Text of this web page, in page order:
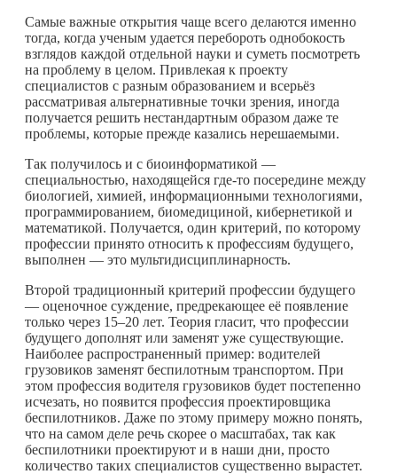
Самые важные открытия чаще всего делаются именно
тогда, когда ученым удается перебороть однобокость
взглядов каждой отдельной науки и суметь посмотреть
на проблему в целом. Привлекая к проекту
специалистов с разным образованием и всерьёз
рассматривая альтернативные точки зрения, иногда
получается решить нестандартным образом даже те
проблемы, которые прежде казались нерешаемыми.
Так получилось и с биоинформатикой —
специальностью, находящейся где-то посередине между
биологией, химией, информационными технологиями,
программированием, биомедициной, кибернетикой и
математикой. Получается, один критерий, по которому
профессии принято относить к профессиям будущего,
выполнен — это мультидисциплинарность.
Второй традиционный критерий профессии будущего
— оценочное суждение, предрекающее её появление
только через 15–20 лет. Теория гласит, что профессии
будущего дополнят или заменят уже существующие.
Наиболее распространенный пример: водителей
грузовиков заменят беспилотным транспортом. При
этом профессия водителя грузовиков будет постепенно
исчезать, но появится профессия проектировщика
беспилотников. Даже по этому примеру можно понять,
что на самом деле речь скорее о масштабах, так как
беспилотники проектируют и в наши дни, просто
количество таких специалистов существенно вырастет.